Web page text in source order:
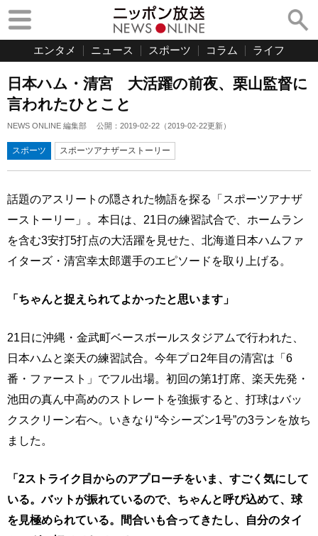
エンタメ ニュース スポーツ コラム ライフ
日本ハム・清宮 大活躍の前夜、栗山監督に
言われたひとこと
NEWS ONLINE 編集部 公開： 2019-02-22 （2019-02-22更新）
スポーツ スポーツアナザーストーリー
話題のアスリートの隠された物語を探る「スポーツアナザ
ーストーリー」。本日は、21日の練習試合で、ホームラン
を含む3安打5打点の大活躍を見せた、北海道日本ハムファ
イターズ・清宮幸太郎選手のエピソードを取り上げる。
「ちゃんと捉えられてよかったと思います」
21日に沖縄・金武町ベースボールスタジアムで行われた、
日本ハムと楽天の練習試合。今年プロ2年目の清宮は「6
番・ファースト」でフル出場。初回の第1打席、楽天先発・
池田の真ん中高めのストレートを強振すると、打球はバッ
クスクリーン右へ。いきなり“今シーズン1号”の3ランを放ち
ました。
「2ストライク目からのアプローチをいま、すごく気にして
いる。バットが振れているので、ちゃんと呼び込めて、球
を見極められている。間合いも合ってきたし、自分のタイ